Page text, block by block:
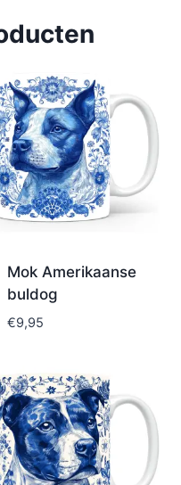
Mok Amerikaanse
buldog
€9,95